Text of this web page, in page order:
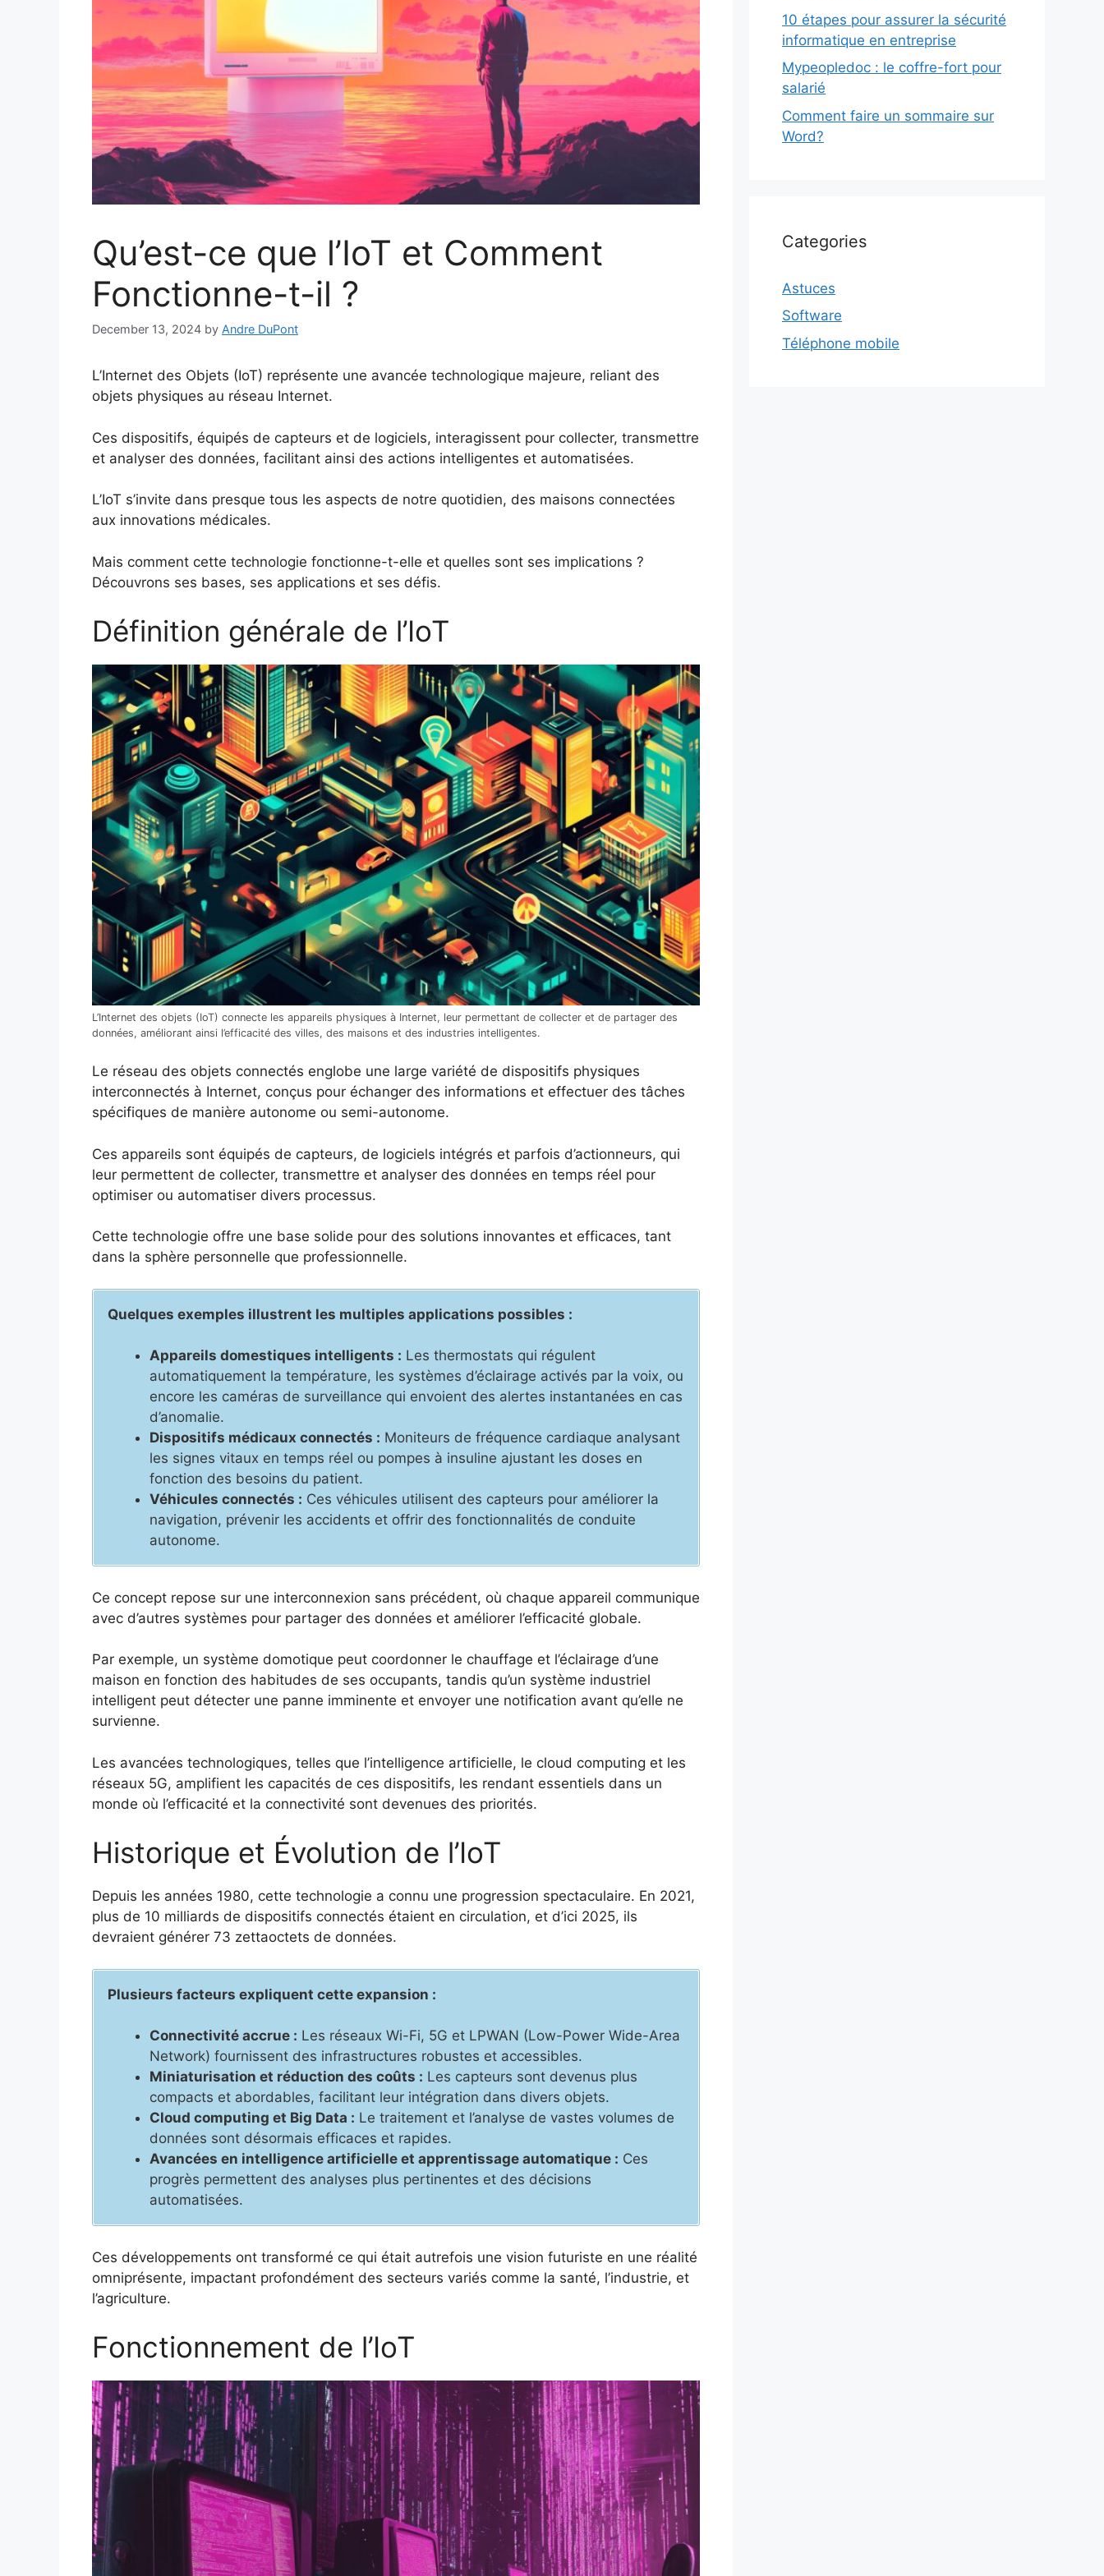
Qu’est-ce que l’IoT et Comment
Fonctionne-t-il ?
December 13, 2024 by Andre DuPont
L’Internet des Objets (IoT) représente une avancée technologique majeure, reliant des
objets physiques au réseau Internet.
Ces dispositifs, équipés de capteurs et de logiciels, interagissent pour collecter, transmettre
et analyser des données, facilitant ainsi des actions intelligentes et automatisées.
L’IoT s’invite dans presque tous les aspects de notre quotidien, des maisons connectées
aux innovations médicales.
Mais comment cette technologie fonctionne-t-elle et quelles sont ses implications ?
Découvrons ses bases, ses applications et ses défis.
Définition générale de l’IoT
L’Internet des objets (IoT) connecte les appareils physiques à Internet, leur permettant de collecter et de partager des
données, améliorant ainsi l’efficacité des villes, des maisons et des industries intelligentes.
Le réseau des objets connectés englobe une large variété de dispositifs physiques
interconnectés à Internet, conçus pour échanger des informations et effectuer des tâches
spécifiques de manière autonome ou semi-autonome.
Ces appareils sont équipés de capteurs, de logiciels intégrés et parfois d’actionneurs, qui
leur permettent de collecter, transmettre et analyser des données en temps réel pour
optimiser ou automatiser divers processus.
Cette technologie offre une base solide pour des solutions innovantes et efficaces, tant
dans la sphère personnelle que professionnelle.
Quelques exemples illustrent les multiples applications possibles :
Appareils domestiques intelligents : Les thermostats qui régulent
automatiquement la température, les systèmes d’éclairage activés par la voix, ou
encore les caméras de surveillance qui envoient des alertes instantanées en cas
d’anomalie.
Dispositifs médicaux connectés : Moniteurs de fréquence cardiaque analysant
les signes vitaux en temps réel ou pompes à insuline ajustant les doses en
fonction des besoins du patient.
Véhicules connectés : Ces véhicules utilisent des capteurs pour améliorer la
navigation, prévenir les accidents et offrir des fonctionnalités de conduite
autonome.
Ce concept repose sur une interconnexion sans précédent, où chaque appareil communique
avec d’autres systèmes pour partager des données et améliorer l’efficacité globale.
Par exemple, un système domotique peut coordonner le chauffage et l’éclairage d’une
maison en fonction des habitudes de ses occupants, tandis qu’un système industriel
intelligent peut détecter une panne imminente et envoyer une notification avant qu’elle ne
survienne.
Les avancées technologiques, telles que l’intelligence artificielle, le cloud computing et les
réseaux 5G, amplifient les capacités de ces dispositifs, les rendant essentiels dans un
monde où l’efficacité et la connectivité sont devenues des priorités.
Historique et Évolution de l’IoT
Depuis les années 1980, cette technologie a connu une progression spectaculaire. En 2021,
plus de 10 milliards de dispositifs connectés étaient en circulation, et d’ici 2025, ils
devraient générer 73 zettaoctets de données.
Plusieurs facteurs expliquent cette expansion :
Connectivité accrue : Les réseaux Wi-Fi, 5G et LPWAN (Low-Power Wide-Area
Network) fournissent des infrastructures robustes et accessibles.
Miniaturisation et réduction des coûts : Les capteurs sont devenus plus
compacts et abordables, facilitant leur intégration dans divers objets.
Cloud computing et Big Data : Le traitement et l’analyse de vastes volumes de
données sont désormais efficaces et rapides.
Avancées en intelligence artificielle et apprentissage automatique : Ces
progrès permettent des analyses plus pertinentes et des décisions
automatisées.
Ces développements ont transformé ce qui était autrefois une vision futuriste en une réalité
omniprésente, impactant profondément des secteurs variés comme la santé, l’industrie, et
l’agriculture.
Fonctionnement de l’IoT
10 étapes pour assurer la sécurité
informatique en entreprise
Mypeopledoc : le coffre-fort pour
salarié
Comment faire un sommaire sur
Word?
Categories
Astuces
Software
Téléphone mobile